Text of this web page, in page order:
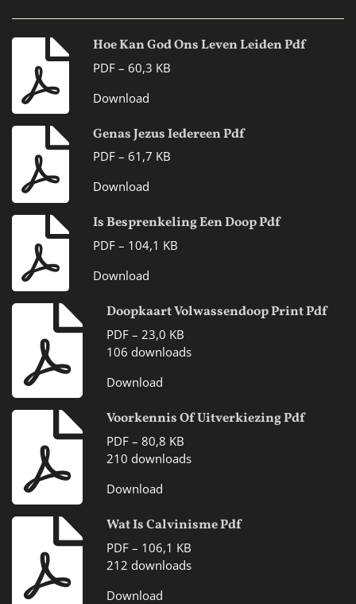
Hoe Kan God Ons Leven Leiden Pdf
PDF – 60,3 KB
Download
Genas Jezus Iedereen Pdf
PDF – 61,7 KB
Download
Is Besprenkeling Een Doop Pdf
PDF – 104,1 KB
Download
Doopkaart Volwassendoop Print Pdf
PDF – 23,0 KB
106 downloads
Download
Voorkennis Of Uitverkiezing Pdf
PDF – 80,8 KB
210 downloads
Download
Wat Is Calvinisme Pdf
PDF – 106,1 KB
212 downloads
Download